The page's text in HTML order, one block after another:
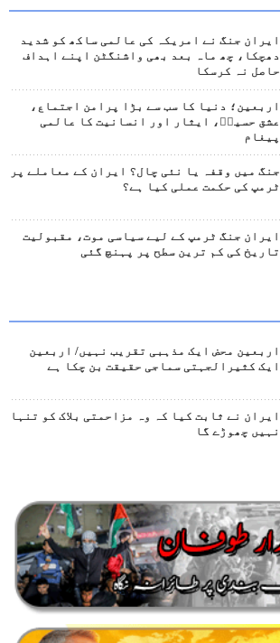
ایران جنگ نے امریکہ کی عالمی ساکھ کو شدید
دھچکا، چھ ماہ بعد بھی واشنگٹن اپنے اہداف
حاصل نہ کرسکا
اربعین؛ دنیا کا سب سے بڑا پرامن اجتماع،
عشق حسینؑ، ایثار اور انسانیت کا عالمی
پیغام
جنگ میں وقفہ یا نئی چال؟ ایران کے معاملے پر
ٹرمپ کی حکمت عملی کیا ہے؟
ایران جنگ ٹرمپ کے لیے سیاسی موت، مقبولیت
تاریخ کی کم ترین سطح پر پہنچ گئی
اربعین محض ایک مذہبی تقریب نہیں/ اربعین
ایک کثیرالجہتی سماجی حقیقت بن چکا ہے
ایران نے ثابت کیا کہ وہ مزاحمتی بلاک کو تنہا
نہیں چھوڑے گا